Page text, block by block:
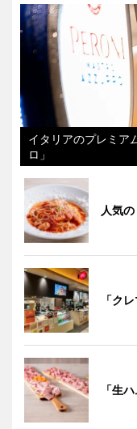
イタリアのプレミア
ロ」
人気
「ク
「生